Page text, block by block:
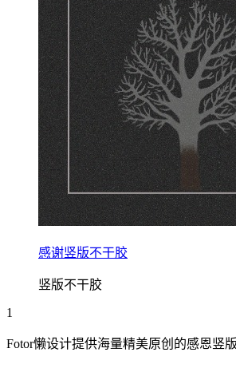
感谢竖版不干胶
竖版不干胶
1
Fotor懒设计提供海量精美原创的感恩竖